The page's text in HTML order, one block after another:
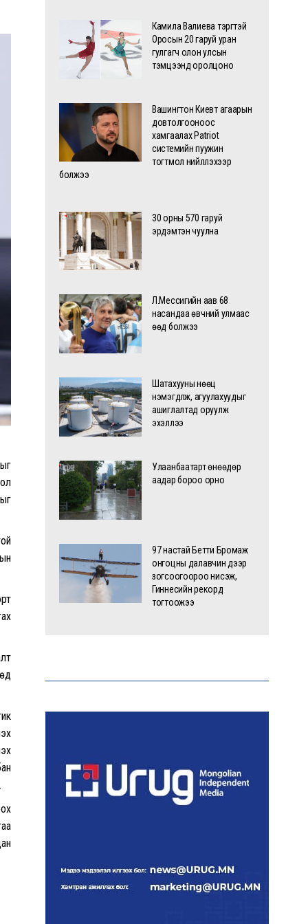
Камила Валиева тэргүүтэй
Оросын 20 гаруй уран
гулгагч олон улсын
тэмцээнд оролцоно
Вашингтон Киевт агаарын
довтолгооноос
хамгаалах Patriot
системийн пуужин
тогтмол нийлүүлэхээр
болжээ
30 орны 570 гаруй
эрдэмтэн чуулна
Л.Мессигийн аав 68
насандаа өвчний улмаас
өөд болжээ
Шатахууны нөөц
нэмэгдүүлж, агуулахуудыг
ашиглалтад оруулж
эхэллээ
Улаанбаатарт өнөөдөр
аадар бороо орно
97 настай Бетти Бромаж
онгоцны далавчин дээр
зогсоогоороо нисэж,
Гиннесийн рекорд
тогтоожээ
шуурхай зохион байгуулж
багш, сурагчид руу гал
нээжээ
тогтмол нийлүүлэх хүсэлт
тавилаа